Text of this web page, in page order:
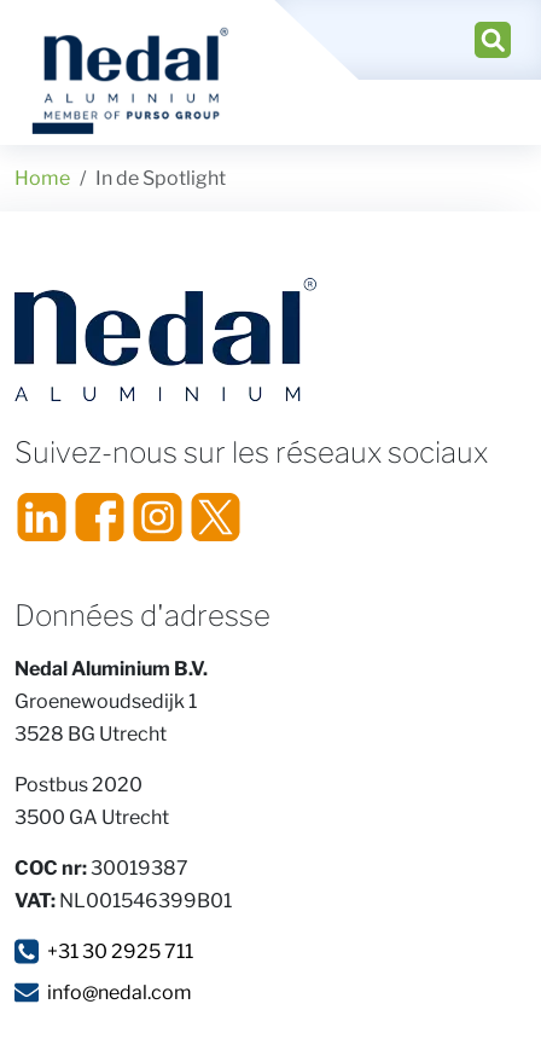
Home In de Spotlight
Suivez-nous sur les réseaux sociaux
Données d'adresse
Nedal Aluminium B.V.
Groenewoudsedijk 1
3528 BG Utrecht
Postbus 2020
3500 GA Utrecht
COC nr:30019387
VAT: NL001546399B01
+31 30 2925 711
info@nedal.com